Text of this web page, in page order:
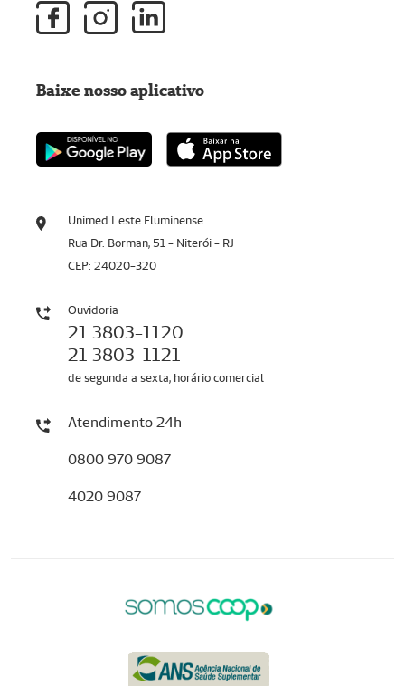
Unimed Leste Fluminense
Rua Dr. Borman, 51 - Niterói - RJ
CEP: 24020-320
Ouvidoria
21 3803-1120
21 3803-1121
de segunda a sexta, horário comercial
Atendimento 24h
0800 970 9087
4020 9087
Baixe nosso aplicativo